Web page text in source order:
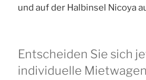
und auf der Halbinsel Nicoya
Entscheiden Sie sich
individuelle